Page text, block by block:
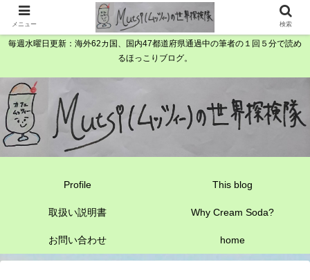
毎週水曜日更新：海外62カ国、国内47都道府県通過中の筆者の１回５分で読め
るほっこりブログ。
Profile This blog
取扱い説明書 Why Cream Soda?
お問い合わせ home
メニュー 検索